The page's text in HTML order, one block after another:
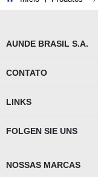
AUNDE BRASIL S.A.
CONTATO
LINKS
FOLGEN SIE UNS
NOSSAS MARCAS